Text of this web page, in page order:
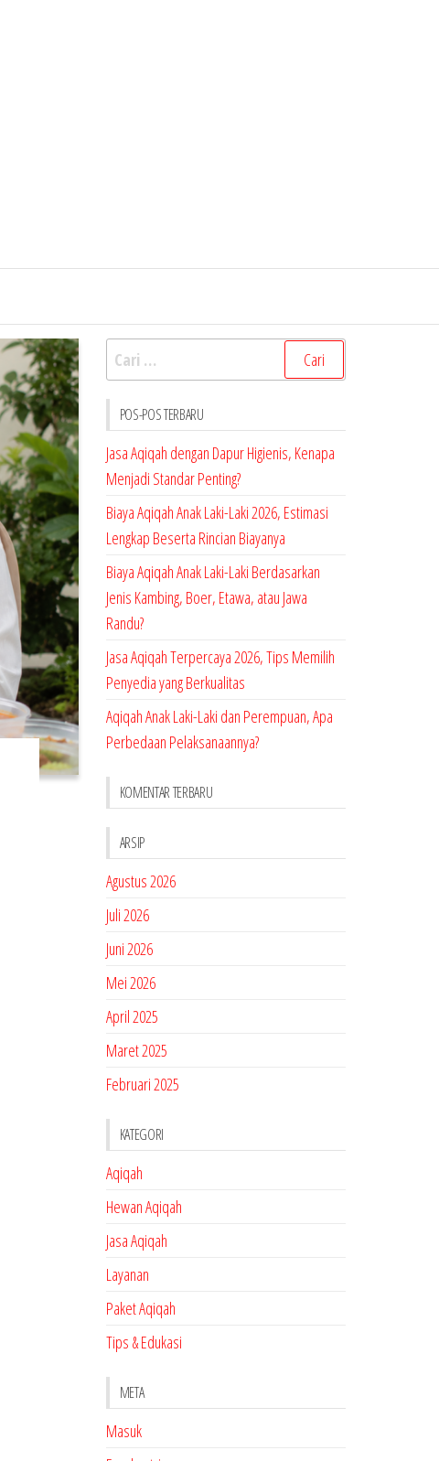
Cari
untuk:
POS-POS TERBARU
Jasa Aqiqah dengan Dapur Higienis, Kenapa
Menjadi Standar Penting?
Biaya Aqiqah Anak Laki-Laki 2026, Estimasi
Lengkap Beserta Rincian Biayanya
Biaya Aqiqah Anak Laki-Laki Berdasarkan
Jenis Kambing, Boer, Etawa, atau Jawa
Randu?
Jasa Aqiqah Terpercaya 2026, Tips Memilih
Penyedia yang Berkualitas
Aqiqah Anak Laki-Laki dan Perempuan, Apa
Perbedaan Pelaksanaannya?
KOMENTAR TERBARU
ARSIP
Agustus 2026
Juli 2026
Juni 2026
Mei 2026
April 2025
Maret 2025
Februari 2025
KATEGORI
Aqiqah
Hewan Aqiqah
Jasa Aqiqah
Layanan
Paket Aqiqah
Tips & Edukasi
META
Masuk